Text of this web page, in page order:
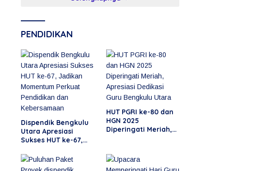
PENDIDIKAN
Dispendik Bengkulu
Utara Apresiasi
Sukses HUT ke-67,
Perkuat Pendidikan
dan Kebersamaan
HUT PGRI ke-80 dan
HGN 2025
Diperingati Meriah,